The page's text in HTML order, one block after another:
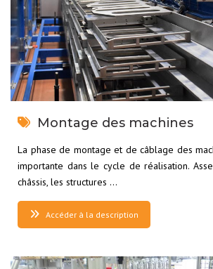
Montage des machines
La phase de montage et de câblage des
importante dans le cycle de réalisation.
châssis, les structures …
Accéder à la description